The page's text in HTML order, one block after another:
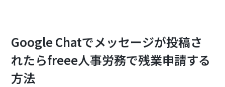
Google Chatでメッセージが投稿さ
れたらfreee人事労務で残業申請する
方法